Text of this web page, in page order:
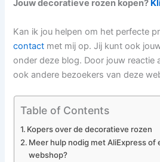
Jouw decoratieve rozen kopen?
Kan ik jou helpen om het perfecte
contact met mij op. Jij kunt ook
onder deze blog. Door jouw reactie
ook andere bezoekers van deze
Table of Contents
Kopers over de decoratieve rozen
Meer hulp nodig met AliExpress of
webshop?